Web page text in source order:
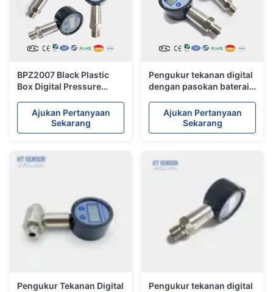
BPZ2007 Black Plastic
Box Digital Pressure
baterai 9V dan umur
panjang
Ajukan Pertanyaan
Sekarang
Pengukur tekanan digital
dengan pasokan baterai
minyak bumi dan kimia
Ajukan Pertanyaan
Sekarang
Pengukur Tekanan Digital Pengukur tekanan digital